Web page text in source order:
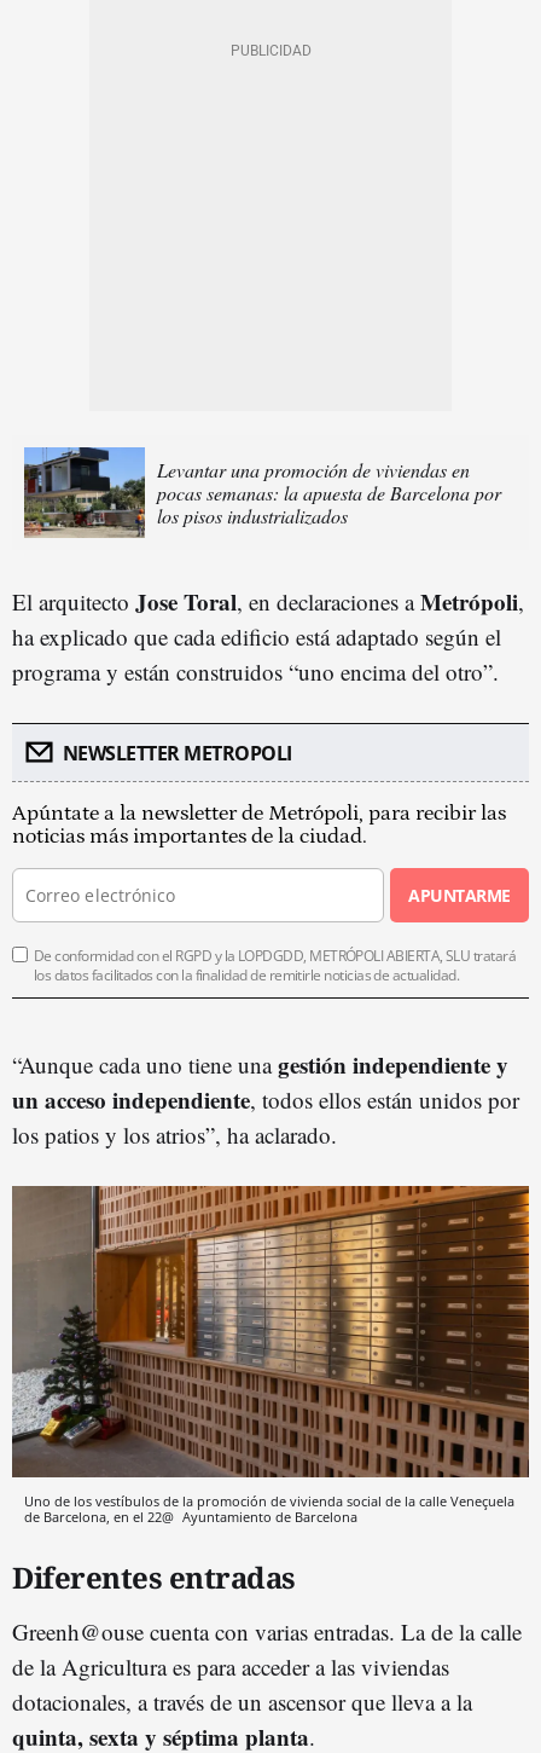
Levantar una promoción de viviendas en
pocas semanas: la apuesta de Barcelona por
los pisos industrializados
El arquitecto Jose Toral, en declaraciones aMetrópoli,
ha explicado que cada edificio está adaptado según el
programa y están construidos “uno encima del otro”.
NEWSLETTER METROPOLI
Apúntate a la newsletter de Metrópoli, para recibir las
noticias más importantes de la ciudad.
APUNTARME
De conformidad con el RGPD y la LOPDGDD, METRÓPOLI ABIERTA, SLU tratará
los datos facilitados con la finalidad de remitirle noticias de actualidad.
“Aunque cada uno tiene unagestión independiente y
un acceso independiente, todos ellos están unidos por
los patios y los atrios”, ha aclarado.
Uno de los vestíbulos de la promoción de vivienda social de la calle Veneçuela
de Barcelona, en el 22@ Ayuntamiento de Barcelona
Diferentes entradas
Greenh@ouse cuenta con varias entradas. La de la calle
de la Agricultura es para acceder a las viviendas
dotacionales, a través de un ascensor que lleva a la
quinta, sexta y séptima planta.